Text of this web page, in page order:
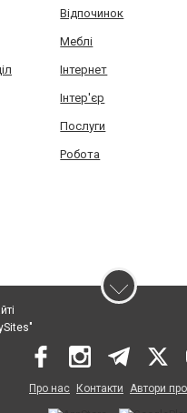
Відпочинок
Меблі
Інтернет
Інтер'єр
Послуги
Робота
Про нас Контакти Автори